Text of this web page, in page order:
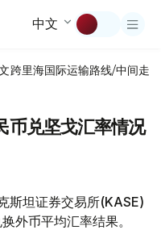
中文
跨里海国际运输路线/中间走廊
币兑坚戈汇率情况
斯坦证券交易所(KASE)
外币平均汇率结果。